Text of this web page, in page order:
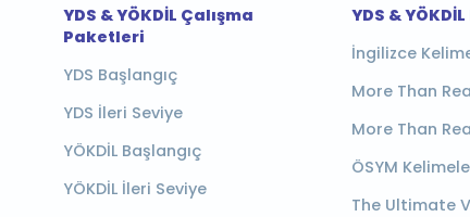
YDS & YÖKDİL Çalışma
Paketleri
YDS Başlangıç
YDS İleri Seviye
YÖKDİL Başlangıç
YÖKDİL İleri Seviye
YDS &
İngilizce
More Than
More Than
ÖSYM
The Ultimate